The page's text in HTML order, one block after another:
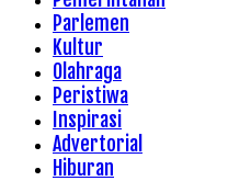
Parlemen
Kultur
Olahraga
Peristiwa
Inspirasi
Advertorial
Hiburan